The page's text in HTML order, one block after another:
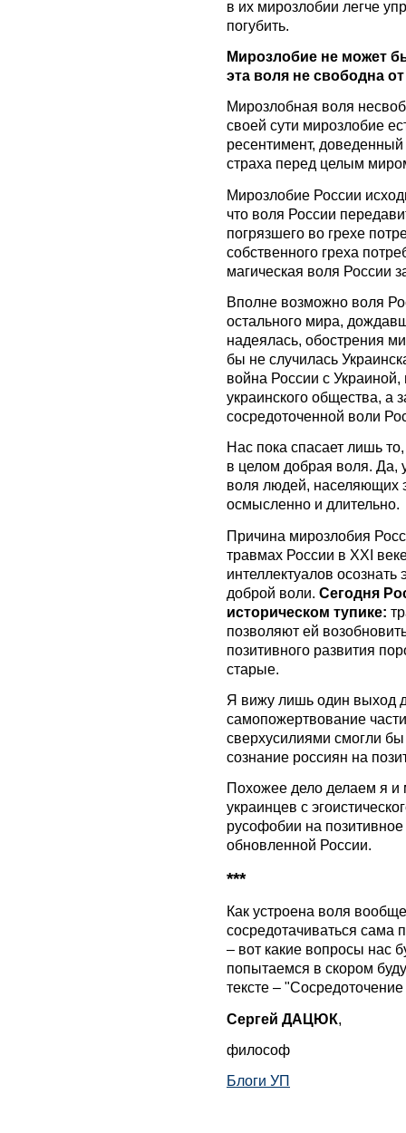
в их мирозлобии легче
погубить.
Мирозлобие не может
эта воля не свободна от
Мирозлобная воля
своей сути мирозлобие
ресентимент,
страха перед целым
Мирозлобие России
что воля России
погрязшего во грехе
собственного греха
магическая воля России
Вполне возможно воля
остального мира,
надеялась, обострения
бы не случилась
война России с
украинского общества, а
сосредоточенной воли
Нас пока спасает лишь
в целом добрая воля. Да,
воля людей, населяющих
осмысленно и длительно.
Причина мирозлобия
травмах России в XXI
интеллектуалов
доброй воли. Сегодня
историческом тупике:
позволяют ей
позитивного развития
старые.
Я вижу лишь один выход
самопожертвование
сверхусилиями смогли
сознание россиян на
Похожее дело делаем я и
украинцев с
русофобии на
обновленной России.
***
Как устроена воля
сосредотачиваться сама
– вот какие вопросы нас
попытаемся в скором
тексте –
Сергей ДАЦЮК,
философ
Блоги УП